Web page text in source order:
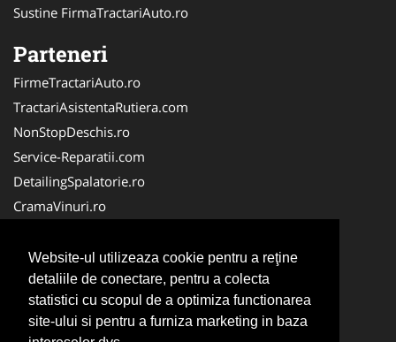
Website-ul utilizeaza cookie pentru a reţine
detaliile de conectare, pentru a colecta
statistici cu scopul de a optimiza functionarea
site-ului si pentru a furniza marketing in baza
Sustine FirmaTractariAuto.ro
Parteneri
FirmeTractariAuto.ro
TractariAsistentaRutiera.com
NonStopDeschis.ro
Service-Reparatii.com
DetailingSpalatorie.ro
CramaVinuri.ro
FirmaPieseAuto.ro
Anvelope-Sh.com
CentruInchirieri.ro
CuratareHota.com